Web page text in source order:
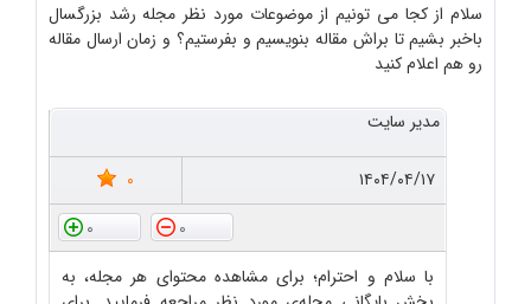
سلام از کجا می تونیم از موضوعات مورد نظر مجله رشد بزرگسال
باخبر بشیم تا براش مقاله بنویسیم و بفرستیم؟ و زمان ارسال مقاله
رو هم اعلام کنید
مدیر سایت
۱۴۰۴/۰۴/۱۷
0
0
0
با سلام و احترام؛ برای مشاهده محتوای هر مجله، به